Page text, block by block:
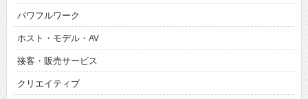
パワフルワーク
ホスト・モデル・AV
接客・販売サービス
クリエイティブ